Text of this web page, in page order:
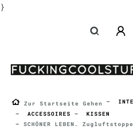
}
Zur Startseite Gehen
ACCESSOIRES
KISSEN
SCHÖNER LEBEN.